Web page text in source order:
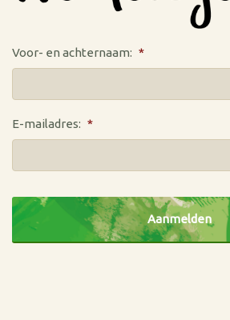
Voor- en achternaam: *
E-mailadres: *